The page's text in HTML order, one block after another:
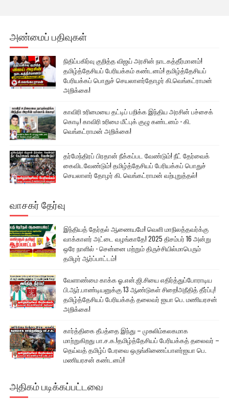
அண்மைப் பதிவுகள்
நிதிப்பகிர்வு குறித்த விஜய் அரசின் நாடகத்தீர்மானம்!
தமிழ்த்தேசியப் பேரியக்கம் கண்டனம்! தமிழ்த்தேசியப்
பேரியக்கப் பொதுச் செயலாளர்தோழர் கி.வெங்கட்ராமன்
அறிக்கை!
காவிரி உரிமையை தட்டிப் பறிக்க இந்திய அரசின் பச்சைக்
கொடி! காவிரி உரிமை மீட்புக் குழு கண்டனம் - கி.
வெங்கட்ராமன் அறிக்கை!
தர்மேந்திரப் பிரதான் நீக்கப்பட வேண்டும்! நீட் தேர்வைக்
கைவிடவேண்டும்! தமிழ்த்தேசியப் பேரியக்கப் பொதுச்
செயலாளர் தோழர் கி. வெங்கட்ராமன் வற்புறுத்தல்!
வாசகர் தேர்வு
இந்தியத் தேர்தல் ஆணையமே! வெளி மாநிலத்தவர்க்கு
வாக்காளர் அட்டை வழங்காதே! 2025 திசம்பர் 16 அன்று
ஒரே நாளில் - சென்னை மற்றும் திருச்சியில்மாபெரும்
தமிழர் ஆர்ப்பாட்டம்!
வேளாண்மை காக்க ஓ.என்.ஜி.சியை எதிர்த்துப்போராடிய
பி.ஆர்.பாண்டியனுக்கு 13 ஆண்டுகள் சிறை!அநீதித் தீர்ப்பு!
தமிழ்த்தேசியப் பேரியக்கத் தலைவர் ஐயா பெ. மணியரசன்
அறிக்கை!
கார்த்திகை தீபத்தை இந்து – முசுலிம்கலகமாக
மாற்றுகிறது பா.ச.க.!தமிழ்த்தேசியப் பேரியக்கத் தலைவர் –
தெய்வத் தமிழ்ப் பேரவை ஒருங்கிணைப்பாளர்ஐயா பெ.
மணியரசன் கண்டனம்!
அதிகம் படிக்கப்பட்டவை